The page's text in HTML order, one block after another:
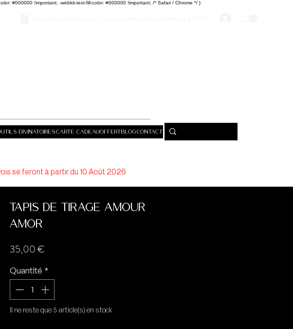
#000000 !important; -webkit-text-fill-color: #000000 !important; /* Safari / Chrome */ }
divinatoiresCarte cadeauOFFERTBlogContact
se feront à partir du 10 Août 2026
Tapis de tirage Amour
Amor
35,00 €
Quantité *
Il ne reste que 5 article(s) en stock